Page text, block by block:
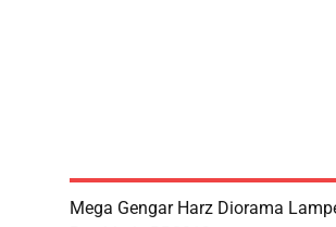
Mega Gengar Harz Diorama